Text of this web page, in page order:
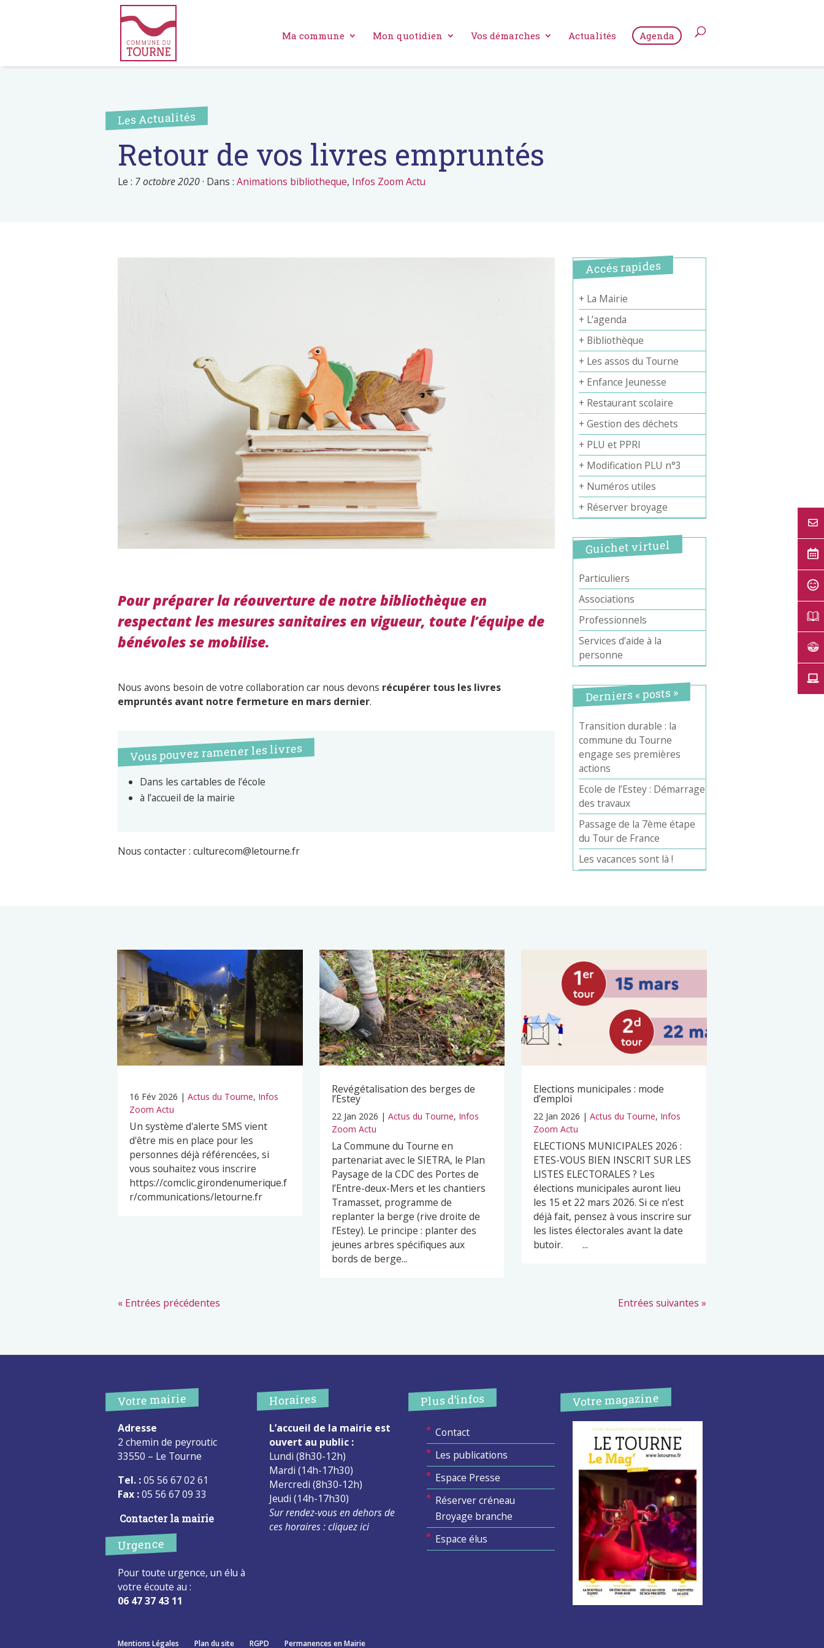
Ma commune Mon quotidien Vos démarches Actualités Agenda
Les Actualités
Retour de vos livres empruntés
Le : 7 octobre 2020· Dans : Animations bibliotheque, Infos Zoom Actu
Pour préparer la réouverture de notre bibliothèque en
respectant les mesures sanitaires en vigueur, toute l’équipe de
bénévoles se mobilise.
Nous avons besoin de votre collaboration car nous devons récupérer tous les livres
empruntés avant notre fermeture en mars dernier.
Vous pouvez ramener les livres
Dans les cartables de l’école
à l’accueil de la mairie
Nous contacter : culturecom@letourne.fr
Accés rapides
+ La Mairie
+ L’agenda
+ Bibliothèque
+ Les assos du Tourne
+ Enfance Jeunesse
+ Restaurant scolaire
+ Gestion des déchets
+ PLU et PPRI
+ Modification PLU n°3
+ Numéros utiles
+ Réserver broyage
Guichet virtuel
Particuliers
Associations
Professionnels
Services d’aide à la
personne
Derniers « posts »
Transition durable : la
commune du Tourne
engage ses premières
actions
Ecole de l’Estey : Démarrage
des travaux
Passage de la 7ème étape
du Tour de France
Les vacances sont là !
16 Fév 2026 | Actus du Tourne, Infos
Zoom Actu
Un système d'alerte SMS vient
d'être mis en place pour les
personnes déjà référencées, si
vous souhaitez vous inscrire
https://comclic.girondenumerique.f
r/communications/letourne.fr
Revégétalisation des berges de
l’Estey
22 Jan 2026 | Actus du Tourne, Infos
Zoom Actu
La Commune du Tourne en
partenariat avec le SIETRA, le Plan
Paysage de la CDC des Portes de
l’Entre-deux-Mers et les chantiers
Tramasset, programme de
replanter la berge (rive droite de
l’Estey). Le principe : planter des
jeunes arbres spécifiques aux
bords de berge...
Elections municipales : mode
d’emploi
22 Jan 2026 |Actus du Tourne, Infos
Zoom Actu
ELECTIONS MUNICIPALES 2026 :
ETES-VOUS BIEN INSCRIT SUR LES
LISTES ELECTORALES ? Les
élections municipales auront lieu
les 15 et 22 mars 2026. Si ce n’est
déjà fait, pensez à vous inscrire sur
les listes électorales avant la date
butoir. ...
« Entrées précédentes Entrées suivantes »
Votre mairie
Adresse
2 chemin de peyroutic
33550 – Le Tourne
Tel. :05 56 67 02 61
Fax :05 56 67 09 33
Contacter la mairie
Urgence
Pour toute urgence, un élu à
votre écoute au :
06 47 37 43 11
Horaires
L’accueil de la mairie est
ouvert au public :
Lundi (8h30-12h)
Mardi (14h-17h30)
Mercredi (8h30-12h)
Jeudi (14h-17h30)
Sur rendez-vous en dehors de
ces horaires :cliquez ici
Plus d’infos
Contact
Les publications
Espace Presse
Réserver créneau
Broyage branche
Espace élus
Votre magazine
Mentions Légales Plan du site RGPD Permanences en Mairie